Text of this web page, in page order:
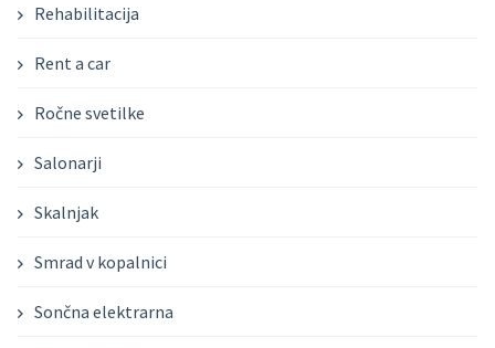
Rehabilitacija
Rent a car
Ročne svetilke
Salonarji
Skalnjak
Smrad v kopalnici
Sončna elektrarna